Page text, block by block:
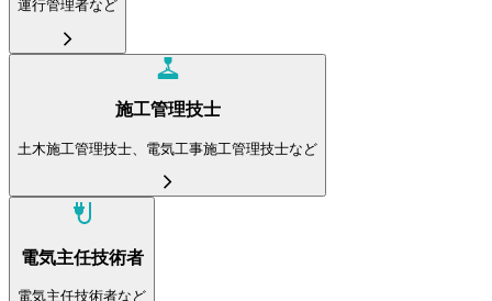
運行管理者など
施工管理技士
土木施工管理技士、電気工事施工管理技士など
電気主任技術者
電気主任技術者など